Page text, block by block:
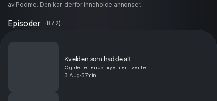
av Podme. Den kan derfor inneholde annonser.
Episoder (872)
Kvelden som hadde alt
Og det er enda mye mer i vente.
3 Aug 57min